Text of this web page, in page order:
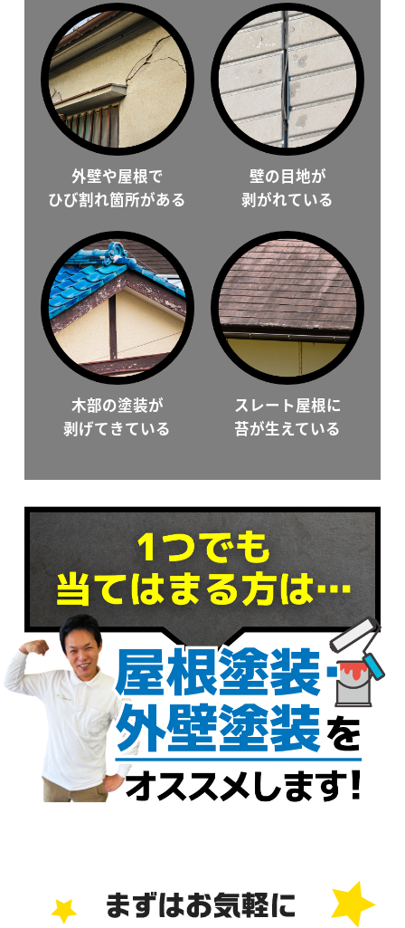
外壁や屋根で
ひび割れ箇所がある
壁の目地が
剥がれている
木部の塗装が
剥げてきている
スレート屋根に
苔が生えている